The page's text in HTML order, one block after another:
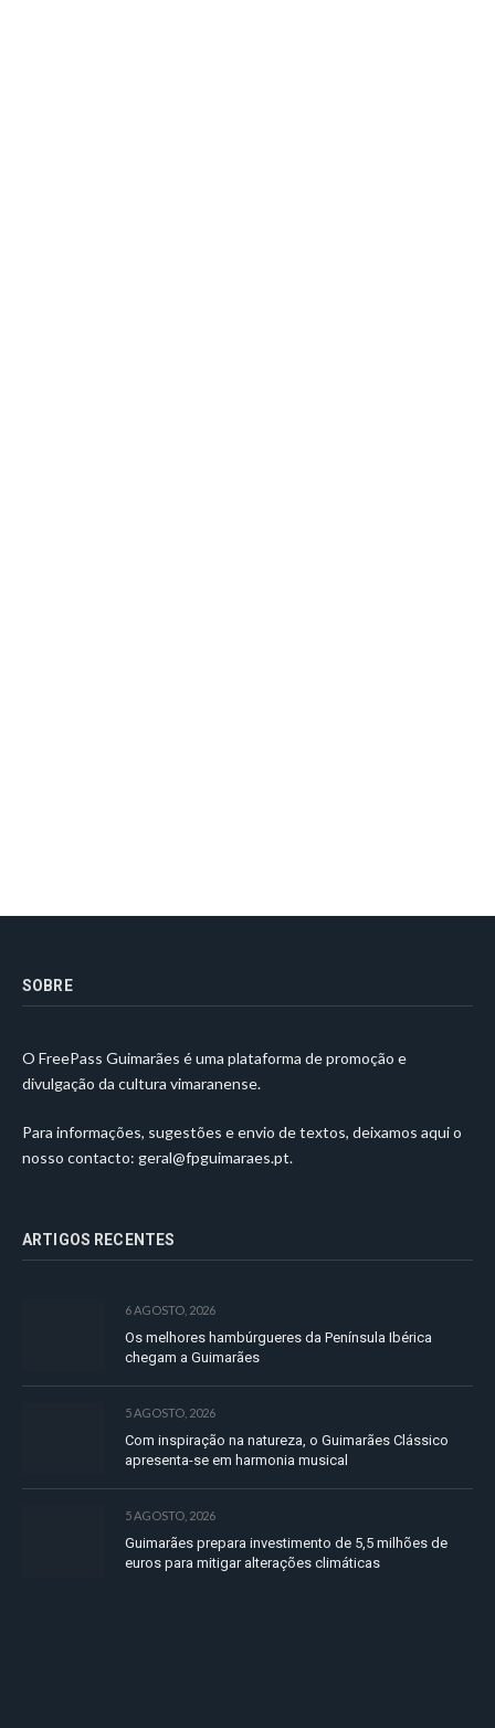
SOBRE
O FreePass Guimarães é uma plataforma de promoção e
divulgação da cultura vimaranense.
Para informações, sugestões e envio de textos, deixamos aqui o
nosso contacto: geral@fpguimaraes.pt.
ARTIGOS RECENTES
6 AGOSTO, 2026
Os melhores hambúrgueres da Península Ibérica
chegam a Guimarães
5 AGOSTO, 2026
Com inspiração na natureza, o Guimarães Clássico
apresenta-se em harmonia musical
5 AGOSTO, 2026
Guimarães prepara investimento de 5,5 milhões de
euros para mitigar alterações climáticas